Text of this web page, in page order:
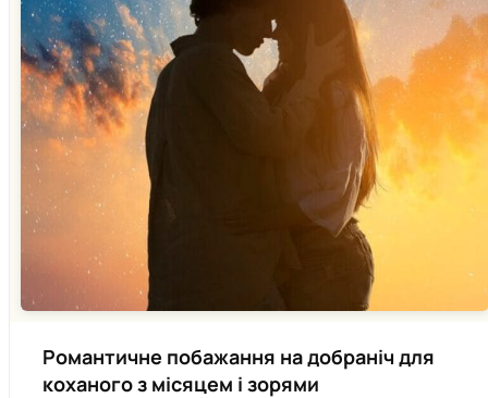
Романтичне побажання на добраніч для
коханого з місяцем і зорями